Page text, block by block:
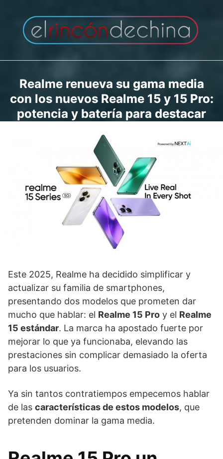
contenido
Realme renueva su gama media
con los nuevos Realme 15 y 15 Pro:
potencia y batería para destacar
Este 2025, Realme ha decidido simplificar y
actualizar su familia de smartphones,
presentando dos modelos que prometen dar
mucho que hablar: el Realme 15 Pro y el Realme
15 estándar. La marca ha apostado fuerte por
mejorar lo que ya funcionaba, elevando las
prestaciones sin complicar demasiado la oferta
para los usuarios.
Ya sin tantos contratiempos empecemos hablar
de las características de estos modelos, que
pretenden dominar la gama media.